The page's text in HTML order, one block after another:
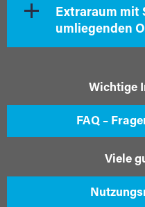
Extraraum mit
umliegenden
Wichtige
FAQ –
Viele